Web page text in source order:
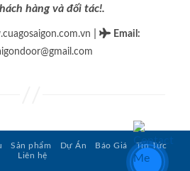
hàng và đối tác!.
Email :
Sản phẩm Dự Án Báo Giá
Tin Tức
Liên hệ